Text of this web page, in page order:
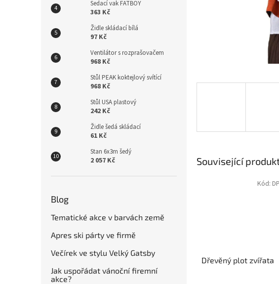
Sedací vak FATBOY
363 Kč
Židle skládací bílá
97 Kč
Ventilátor s rozprašovačem
968 Kč
Stůl PEAK koktejlový svítící
968 Kč
Stůl USA plastový
242 Kč
Židle šedá skládací
61 Kč
Stan 6x3m šedý
2 057 Kč
Blog
Tematické akce v barvách země
Apres ski párty ve firmě
Večírek ve stylu Velký Gatsby
Jak uspořádat vánoční firemní
akce?
Související
Dřevěný plot zvířata
Kód: